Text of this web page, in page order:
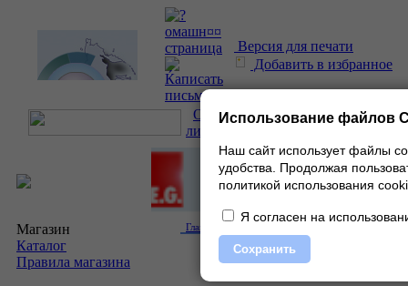
Версия для печати
Добавить в избранное
О проекте| Каталог| Прайс-
лист
Магазин
Каталог
Правила магазина
Главная
Использование файлов
Наш сайт использует файлы
удобства. Продолжая
политикой использования
Я согласен на
Сохранить